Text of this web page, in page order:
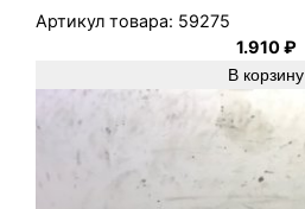
Артикул товара: 59275
1.910₽
В корзину